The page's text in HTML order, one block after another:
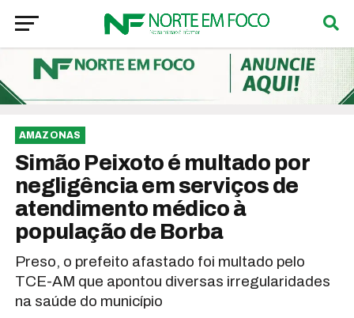
AMAZONAS
Simão Peixoto é multado por
negligência em serviços de
atendimento médico à
população de Borba
Preso, o prefeito afastado foi multado pelo
TCE-AM que apontou diversas irregularidades
na saúde do município